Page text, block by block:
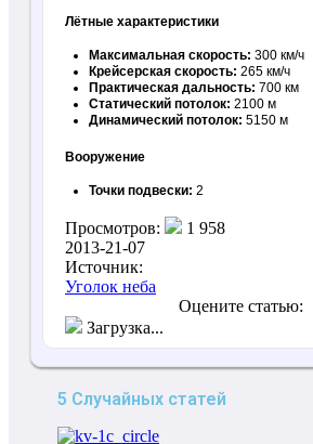
Лётные характеристики
Максимальная скорость: 300 км/ч
Крейсерская скорость: 265 км/ч
Практическая дальность: 700 км
Статический потолок: 2100 м
Динамический потолок: 5150 м
Вооружение
Точки подвески: 2
Просмотров:
1 958
2013-21-07
Источник:
Уголок неба
Оцените статью:
Загрузка...
5 Случайных статей